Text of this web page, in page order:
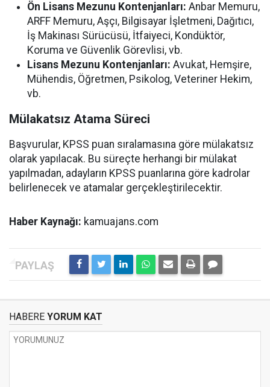
Ön Lisans Mezunu Kontenjanları: Anbar Memuru,
ARFF Memuru, Aşçı, Bilgisayar İşletmeni, Dağıtıcı,
İş Makinası Sürücüsü, İtfaiyeci, Kondüktör,
Koruma ve Güvenlik Görevlisi, vb.
Lisans Mezunu Kontenjanları: Avukat, Hemşire,
Mühendis, Öğretmen, Psikolog, Veteriner Hekim,
vb.
Mülakatsız Atama Süreci
Başvurular, KPSS puan sıralamasına göre mülakatsız
olarak yapılacak. Bu süreçte herhangi bir mülakat
yapılmadan, adayların KPSS puanlarına göre kadrolar
belirlenecek ve atamalar gerçekleştirilecektir.
Haber Kaynağı: kamuajans.com
HABERE YORUM KAT